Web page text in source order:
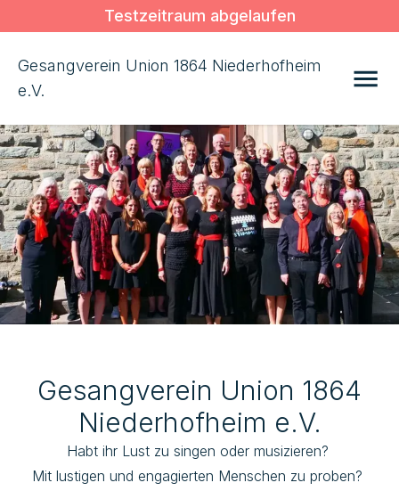
Testzeitraum abgelaufen
Gesangverein Union 1864 Niederhofheim
e.V.
Gesangverein Union 1864
Niederhofheim e.V.
Habt ihr Lust zu singen oder musizieren?
Mit lustigen und engagierten Menschen zu proben?